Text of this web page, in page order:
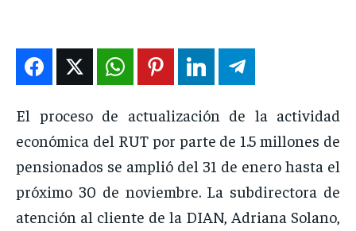
EN VIVO
INSTITUCIONAL
PUATE CON NOSOTROS
EN VIVO
INSTITUCIONAL
PUATE CON NOSOTROS
EN VIVO
INSTITUCIONAL
PUATE CON NOSOTROS
EN VIVO
INSTITUCIONAL
PUATE CON NOSOTROS
El proceso de actualización de la actividad
económica del RUT por parte de 1.5 millones de
pensionados se amplió del 31 de enero hasta el
próximo 30 de noviembre. La subdirectora de
atención al cliente de la DIAN, Adriana Solano,